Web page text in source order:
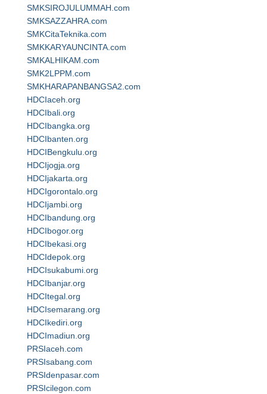
SMKSIROJULUMMAH.com
SMKSAZZAHRA.com
SMKCitaTeknika.com
SMKKARYAUNCINTA.com
SMKALHIKAM.com
SMK2LPPM.com
SMKHARAPANBANGSA2.com
HDCIaceh.org
HDCIbali.org
HDCIbangka.org
HDCIbanten.org
HDCIBengkulu.org
HDCIjogja.org
HDCIjakarta.org
HDCIgorontalo.org
HDCIjambi.org
HDCIbandung.org
HDCIbogor.org
HDCIbekasi.org
HDCIdepok.org
HDCIsukabumi.org
HDCIbanjar.org
HDCItegal.org
HDCIsemarang.org
HDCIkediri.org
HDCImadiun.org
PRSIaceh.com
PRSIsabang.com
PRSIdenpasar.com
PRSIcilegon.com